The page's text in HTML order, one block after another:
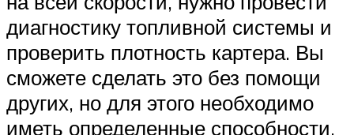
диагностику топливной системы и
проверить плотность картера. Вы
сможете сделать это без помощи
других, но для этого необходимо
иметь определенные способности.